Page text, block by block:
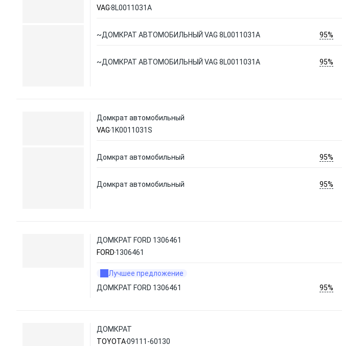
VAG8L0011031A
~ДОМКРАТ АВТОМОБИЛЬНЫЙ VAG 8L0011031A 95%
~ДОМКРАТ АВТОМОБИЛЬНЫЙ VAG 8L0011031A 95%
Домкрат автомобильный
VAG 1K0011031S
Домкрат автомобильный 95%
Домкрат автомобильный 95%
ДОМКРАТ FORD 1306461
FORD 1306461
Лучшее предложение
ДОМКРАТ FORD 1306461
95%
ДОМКРАТ
TOYOTA09111-60130